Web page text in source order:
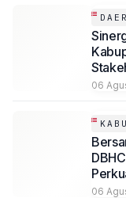
Kena
06
06